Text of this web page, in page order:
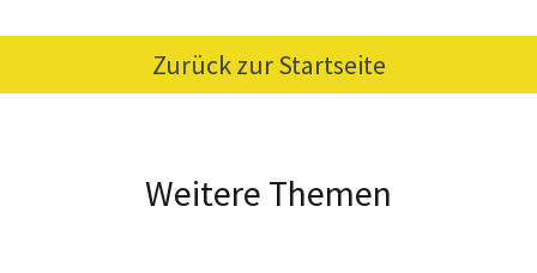
Zurück zur Startseite
Weitere Themen